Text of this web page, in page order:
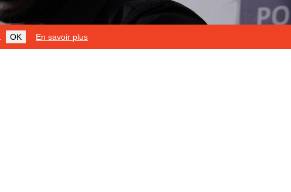
OK En savoir plus